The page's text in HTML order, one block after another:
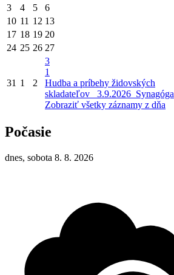
3 4 5 6
10 11 12 13
17 18 19 20
24 25 26 27
31 1 2
3
1
Hudba a príbehy židovských
skladateľov_ 3.9.2026_Synagóga
Zobraziť všetky záznamy z dňa
Počasie
dnes, sobota 8. 8. 2026